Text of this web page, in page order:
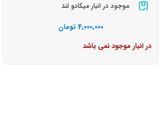
موجود در انبار میکادو لند
4,000,000 تومان
در انبار موجود نمی باشد